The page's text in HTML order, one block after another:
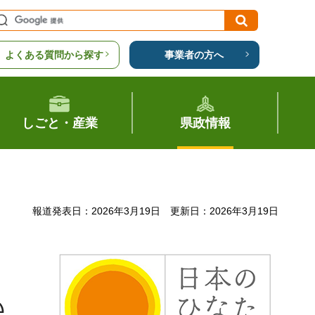
よくある質問から探す 事業者の方へ
しごと・産業 県政情報
報道発表日：2026年3月19日 更新日：2026年3月19日